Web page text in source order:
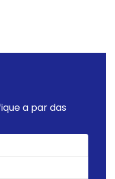
a par das